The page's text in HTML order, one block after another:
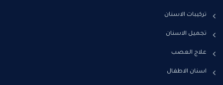
تركيبات الاسنان
تجميل الاسنان
علاج العصب
اسنان الاطفال